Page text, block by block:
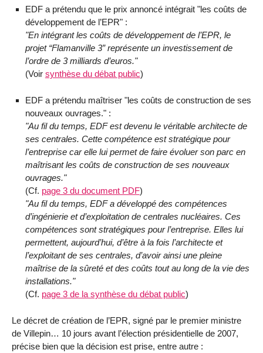
EDF a prétendu que le prix annoncé intégrait "les coûts de
développement de l’EPR" :
"En intégrant les coûts de développement de l’EPR, le
projet “Flamanville 3” représente un investissement de
l’ordre de 3 milliards d’euros."
(Voir synthèse du débat public)
EDF a prétendu maîtriser "les coûts de construction de ses
nouveaux ouvrages." :
"Au fil du temps, EDF est devenu le véritable architecte de
ses centrales. Cette compétence est stratégique pour
l’entreprise car elle lui permet de faire évoluer son parc en
maîtrisant les coûts de construction de ses nouveaux
ouvrages."
(Cf. page 3 du document PDF)
"Au fil du temps, EDF a développé des compétences
d’ingénierie et d’exploitation de centrales nucléaires. Ces
compétences sont stratégiques pour l’entreprise. Elles lui
permettent, aujourd’hui, d’être à la fois l’architecte et
l’exploitant de ses centrales, d’avoir ainsi une pleine
maîtrise de la sûreté et des coûts tout au long de la vie des
installations."
(Cf. page 3 de la synthèse du débat public)
Le décret de création de l’EPR, signé par le premier ministre
de Villepin… 10 jours avant l’élection présidentielle de 2007,
précise bien que la décision est prise, entre autre :